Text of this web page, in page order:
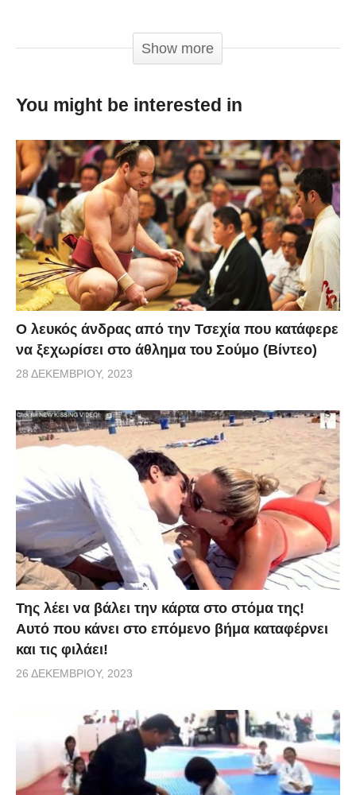
επεξεργαστεί αυτό που συνέβη μέχρι να ξεκινήσει το
επόμενο τρικ. Έτσι οι thevirts αποφάσισαν να
κίνηση θα σας κάνει να εκτιμήσετε την συγκεκριμένη
via
Show more
You might be interested in
Ο λευκός άνδρας από την Τσεχία που κατάφερε
να ξεχωρίσει στο άθλημα του Σούμο (Βίντεο)
28 ΔΕΚΕΜΒΡΊΟΥ, 2023
Της λέει να βάλει την κάρτα στο στόμα της!
Αυτό που κάνει στο επόμενο βήμα καταφέρνει
και τις φιλάει!
26 ΔΕΚΕΜΒΡΊΟΥ, 2023